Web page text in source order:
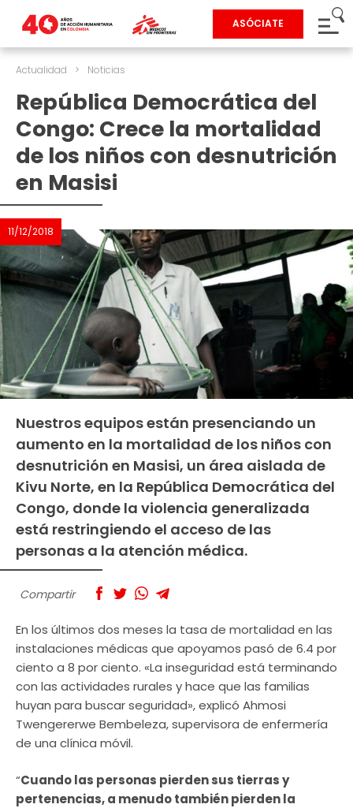
ASÓCIATE
Actualidad > Noticias
República Democrática del
Congo: Crece la mortalidad
de los niños con desnutrición
en Masisi
11/12/2018
Nuestros equipos están presenciando un
aumento en la mortalidad de los niños con
desnutrición en Masisi, un área aislada de
Kivu Norte, en la República Democrática del
Congo, donde la violencia generalizada
está restringiendo el acceso de las
personas a la atención médica.
Compartir
En los últimos dos meses la tasa de mortalidad en las
instalaciones médicas que apoyamos pasó de 6.4 por
ciento a 8 por ciento. «La inseguridad está terminando
con las actividades rurales y hace que las familias
huyan para buscar seguridad», explicó Ahmosi
Twengererwe Bembeleza, supervisora de enfermería
de una clínica móvil.
“Cuando las personas pierden sus tierras y
pertenencias, a menudo también pierden la